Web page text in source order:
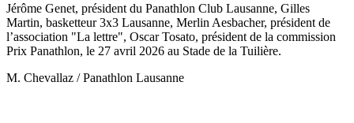
Jérôme Genet, président du Panathlon Club Lausanne, Gilles
Martin, basketteur 3x3 Lausanne, Merlin Aesbacher, président de
l’association "La lettre", Oscar Tosato, président de la commission
Prix Panathlon, le 27 avril 2026 au Stade de la Tuilière.
M. Chevallaz / Panathlon Lausanne